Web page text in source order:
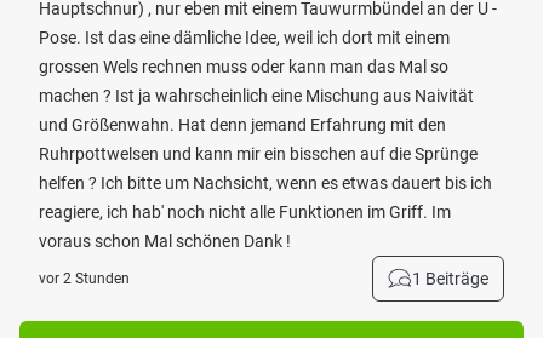
Hauptschnur) , nur eben mit einem Tauwurmbündel an der U -
Pose. Ist das eine dämliche Idee, weil ich dort mit einem
grossen Wels rechnen muss oder kann man das Mal so
machen ? Ist ja wahrscheinlich eine Mischung aus Naivität
und Größenwahn. Hat denn jemand Erfahrung mit den
Ruhrpottwelsen und kann mir ein bisschen auf die Sprünge
helfen ? Ich bitte um Nachsicht, wenn es etwas dauert bis ich
reagiere, ich hab' noch nicht alle Funktionen im Griff. Im
voraus schon Mal schönen Dank !
vor 2 Stunden 1 Beiträge